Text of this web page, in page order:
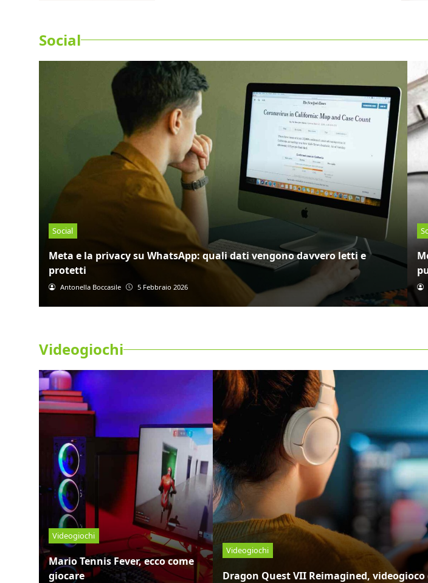
Social
Social
Meta e la privacy su WhatsApp: quali dati vengono davvero letti e
protetti
Antonella Boccasile 5 Febbraio 2026
Videogiochi
Videogiochi
Mario Tennis Fever, ecco come
giocare
Videogiochi
Dragon Quest VII Reimagined,